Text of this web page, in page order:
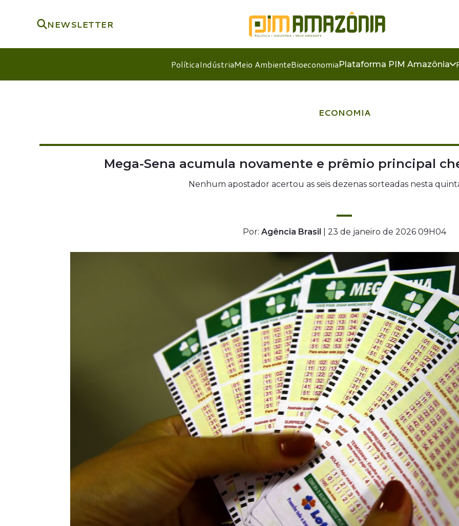
NEWSLETTER
PolíticaIndústriaMeio AmbienteBioeconomiaPlataforma PIM Amazônia
ECONOMIA
Mega-Sena acumula novamente e prêmio principal
Nenhum apostador acertou as seis dezenas sorteadas nesta
Por: Agência Brasil | 23 de janeiro de 2026 09H04